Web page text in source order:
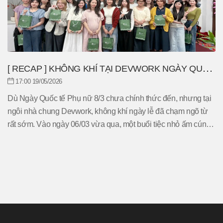
[ RECAP ] KHÔNG KHÍ TẠI DEVWORK NGÀY QUỐC
TẾ PHỤ NỮ 08/03
17:00 19/05/2026
Dù Ngày Quốc tế Phụ nữ 8/3 chưa chính thức đến, nhưng tại
ngôi nhà chung Devwork, không khí ngày lễ đã chạm ngõ từ
rất sớm. Vào ngày 06/03 vừa qua, một buổi tiệc nhỏ ấm cúng